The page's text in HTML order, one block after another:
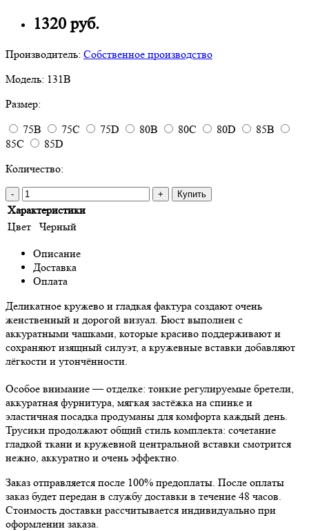
1320 руб.
Производитель: Собственное производство
Модель: 131B
Размер:
75B
75C 75D 80B 80C 80D
85B
85C
85D
Количество:
- + Купить
Характеристики
Цвет
Черный
Описание
Доставка
Оплата
Деликатное кружево и гладкая фактура создают очень
женственный и дорогой визуал. Бюст выполнен с
аккуратными чашками, которые красиво поддерживают и
сохраняют изящный силуэт, а кружевные вставки добавляют
лёгкости и утончённости.
Особое внимание — отделке: тонкие регулируемые бретели,
аккуратная фурнитура, мягкая застёжка на спинке и
эластичная посадка продуманы для комфорта каждый день.
Трусики продолжают общий стиль комплекта: сочетание
гладкой ткани и кружевной центральной вставки смотрится
нежно, аккуратно и очень эффектно.
Заказ отправляется после 100% предоплаты. После оплаты
заказ будет передан в службу доставки в течение 48 часов.
Стоимость доставки рассчитывается индивидуально при
оформлении заказа.